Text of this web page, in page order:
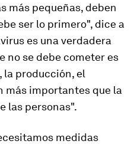
más pequeñas, deben
ser lo primero", dice a
es una verdadera
no se debe cometer es
la producción, el
más importantes que la
las personas".
medidas